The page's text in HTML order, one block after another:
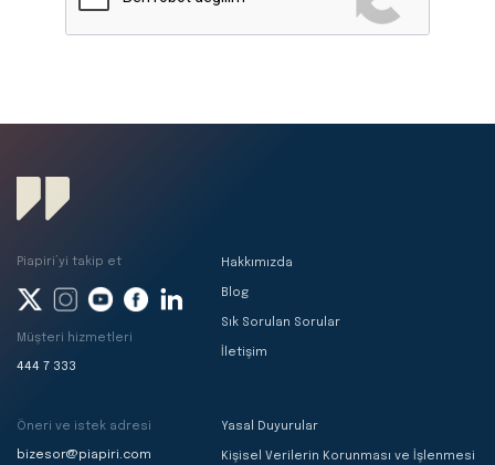
Hakkımızda
Blog
Sık Sorulan Sorular
İletişim
Yasal Duyurular
Kişisel Verilerin Korunması ve İşlenmesi
Piapiri’yi takip et
Müşteri hizmetleri
444 7 333
Öneri ve istek adresi
bizesor@piapiri.com